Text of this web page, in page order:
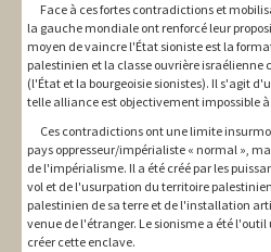
Face à ces fortes contradictions et
la gauche mondiale ont renforcé leur
moyen de vaincre l'État sioniste est la
palestinien et la classe ouvrière israélienne
(l'État et la bourgeoisie sionistes). Il s'agit
telle alliance est objectivement impossible à
Ces contradictions ont une limite
pays oppresseur/impérialiste « normal »,
de l'impérialisme. Il a été créé par les
vol et de l'usurpation du territoire
palestinien de sa terre et de l'installation
venue de l'étranger. Le sionisme a été
créer cette enclave.